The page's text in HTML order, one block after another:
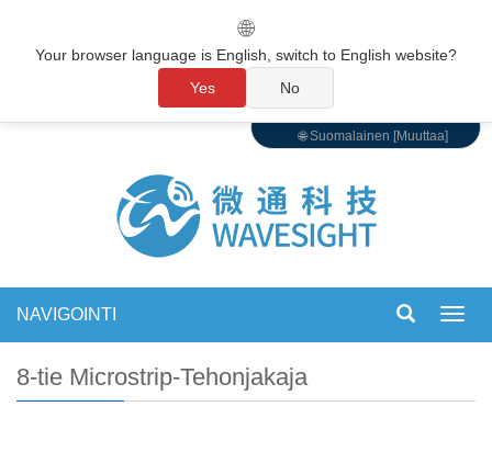
🌐 Suomalainen [Muuttaa]
NAVIGOINTI
8-tie Microstrip-Tehonjakaja
🌐
Your browser language is English, switch to English website?
Yes
No